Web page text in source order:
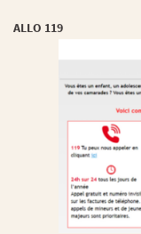
ALLO 119